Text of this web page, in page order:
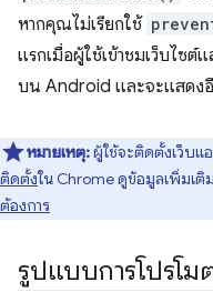
หากคุณไม่เรียกใช้
แรกเมื่อผู้ใช้เข้าชมเว็บไซ
บน Android และจะแสดง
หมายเหตุ:ผู้ใช้จะติดตั้งเว็บแ
ติดตั้งใน Chrome ดูข้อมูลเพิ่มเติ
ต้องการ
รูปแบบการโปรโ